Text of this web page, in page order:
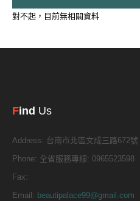
對不起，目前無相關資料
Find Us
Address: 台南市北區文成三路672號
Phone: 全省服務專線: 0965523598
Fax:
Email: beautipalace99@gmail.com